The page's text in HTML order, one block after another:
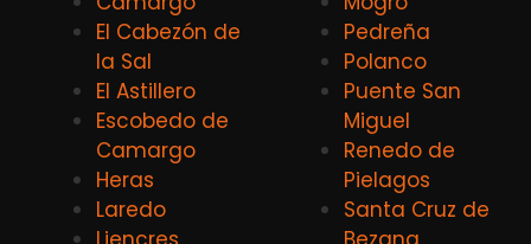
El Cabezón de
la Sal
El Astillero
Escobedo de
Camargo
Heras
Laredo
Pedreña
Polanco
Puente San
Miguel
Renedo de
Pielagos
Santa Cruz de